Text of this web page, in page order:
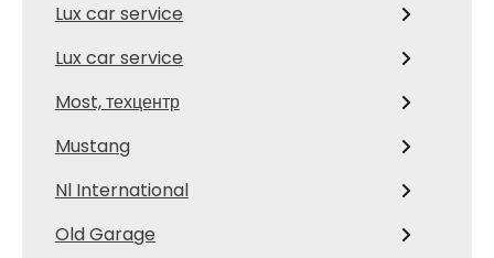
Lux car service
Lux car service
Most, техцентр
Mustang
Nl International
Old Garage